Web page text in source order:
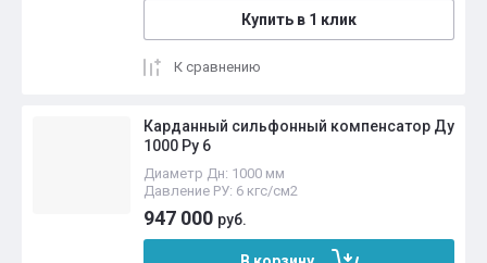
Купить в 1 клик
К сравнению
Карданный сильфонный компенсатор Ду
1000 Ру 6
Диаметр Дн: 1000 мм
Давление РУ: 6 кгс/см2
947 000 руб.